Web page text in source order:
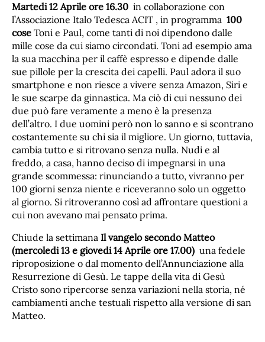
Martedi 12 Aprile ore 16.30 in collaborazione con
l’Associazione Italo Tedesca ACIT , in programma 100
cose Toni e Paul, come tanti di noi dipendono dalle
mille cose da cui siamo circondati. Toni ad esempio ama
la sua macchina per il caffè espresso e dipende dalle
sue pillole per la crescita dei capelli. Paul adora il suo
smartphone e non riesce a vivere senza Amazon, Siri e
le sue scarpe da ginnastica. Ma ciò di cui nessuno dei
due può fare veramente a meno è la presenza
dell’altro. I due uomini però non lo sanno e si scontrano
costantemente su chi sia il migliore. Un giorno, tuttavia,
cambia tutto e si ritrovano senza nulla. Nudi e al
freddo, a casa, hanno deciso di impegnarsi in una
grande scommessa: rinunciando a tutto, vivranno per
100 giorni senza niente e riceveranno solo un oggetto
al giorno. Si ritroveranno così ad affrontare questioni a
cui non avevano mai pensato prima.
Chiude la settimana Il vangelo secondo Matteo
(mercoledi 13 e giovedi 14 Aprile ore 17.00) una fedele
riproposizione o dal momento dell’Annunciazione alla
Resurrezione di Gesù. Le tappe della vita di Gesù
Cristo sono ripercorse senza variazioni nella storia, né
cambiamenti anche testuali rispetto alla versione di san
Matteo.